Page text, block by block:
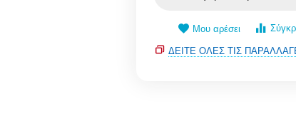
Μου αρέσει
ΔΕΊΤΕ ΌΛΕΣ ΤΙΣ